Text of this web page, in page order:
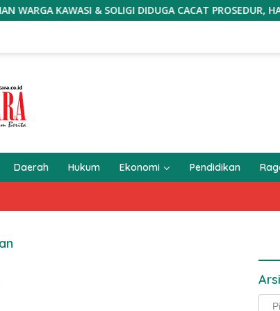
& SOLIGI DIDUGA CACAT PROSEDUR, HARITA
Daerah Hukum Ekonomi Pendidikan
Arsip